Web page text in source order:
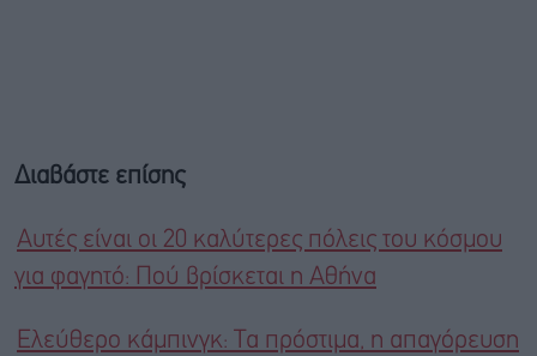
Διαβάστε επίσης
Αυτές είναι οι 20 καλύτερες πόλεις του κόσμου
για φαγητό: Πού βρίσκεται η Αθήνα
Ελεύθερο κάμπινγκ: Τα πρόστιμα, η απαγόρευση